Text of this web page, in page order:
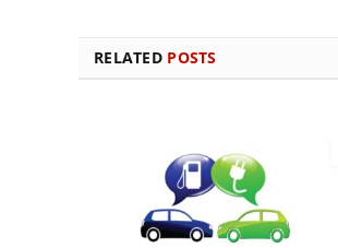
RELATED POSTS